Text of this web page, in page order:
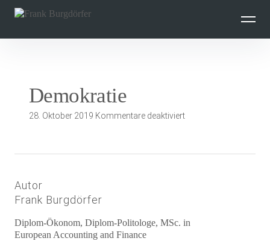
überspringen
Demokratie
28. Oktober 2019 Kommentare deaktiviertfür
Autor
Frank Burgdörfer
Diplom-Ökonom, Diplom-Politologe, MSc. in
European Accounting and Finance